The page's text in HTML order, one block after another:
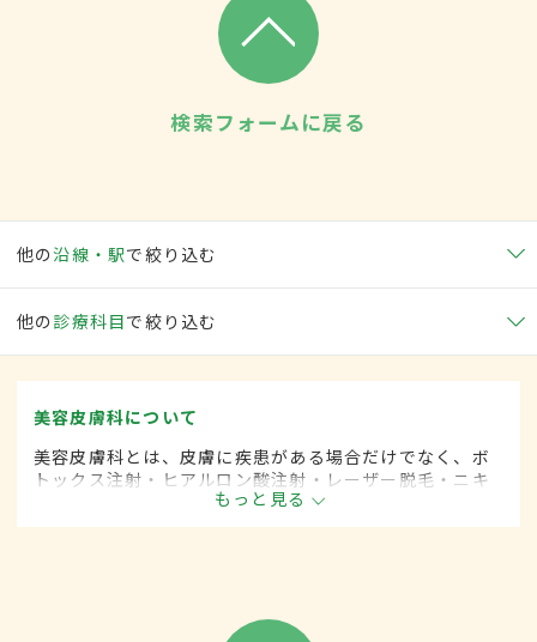
検索フォームに戻る
他の沿線・駅で絞り込む
他の 診療科目で絞り込む
美容皮膚科について
美容皮膚科とは、皮膚に疾患がある場合だけでなく、ボ
トックス注射・ヒアルロン酸注射・レーザー脱毛・ニキ
ビ治療など美容を目的として行われる皮膚科の診療分野
です。
もっと見る